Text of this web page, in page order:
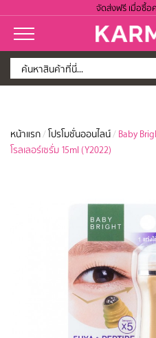
จัดส่งฟรี เมื่อซื้อ
หน้าแรก /โปรโมชั่นออนไลน์ / Baby
โรลเลอร์เซรั่ม 15ml (Y2022)